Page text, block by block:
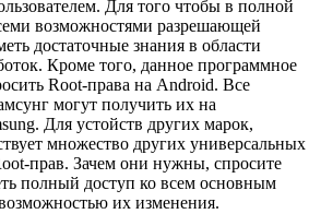
Для того чтобы в полной
возможностями разрешающей
достаточные знания в области
Кроме того, данное программное
Root-права на Android. Все
могут получить их на
Для устойств других марок,
множество других универсальных
прав. Зачем они нужны, спросите
полный доступ ко всем основным
их изменения.